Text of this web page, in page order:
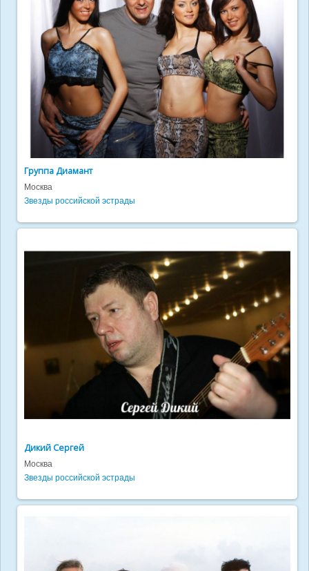
Группа Диамант
Москва
Звезды российской эстрады
Дикий Сергей
Москва
Звезды российской эстрады